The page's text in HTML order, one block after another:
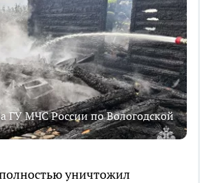
ГУ МЧС России по Вологодской
уничтожил